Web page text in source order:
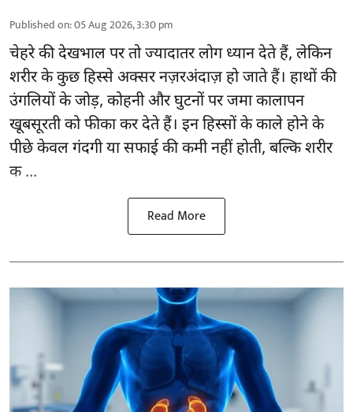
Published on:05 Aug 2026, 3:30 pm
चेहरे की देखभालपर तो ज्यादातर लोग ध्यान देते हैं, लेकिन
शरीर के कुछ हिस्से अक्सर नज़रअंदाज़ हो जाते हैं। हाथों की
उंगलियों के जोड़, कोहनी और घुटनों पर जमा कालापन
खूबसूरती को फीका कर देते हैं। इन हिस्सों के काले होने के
पीछे केवल गंदगी या सफाई की कमी नहीं होती, बल्कि शरीर
क ...
Read More